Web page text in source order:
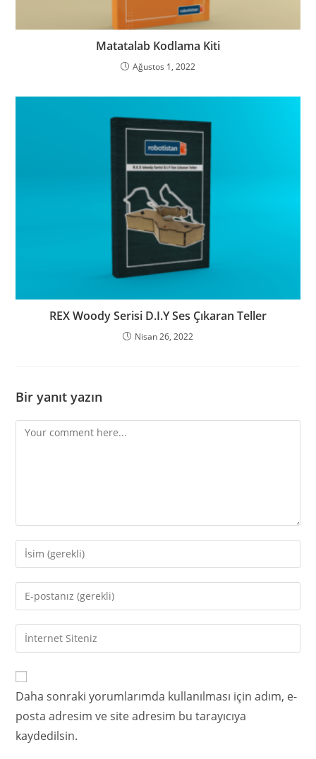
Matatalab Kodlama Kiti
Ağustos 1, 2022
REX Woody Serisi D.I.Y Ses Çıkaran Teller
Nisan 26, 2022
Bir yanıt yazın
Daha sonraki yorumlarımda kullanılması için adım, e-
posta adresim ve site adresim bu tarayıcıya
kaydedilsin.